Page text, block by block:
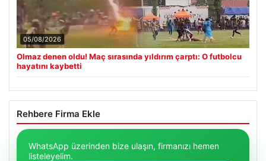
05/08/2026
Olmaz denen oldu! Maç sırasında yıldırım çarptı: O futbolcu
hayatını kaybetti
Rehbere Firma Ekle
WhatsApp üzerinden bize ulaşın, firmanızı hemen
listeleyelim.